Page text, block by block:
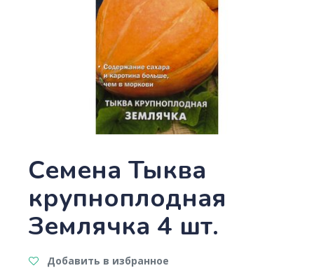
Семена Тыква
крупноплодная
Землячка 4 шт.
Добавить в избранное